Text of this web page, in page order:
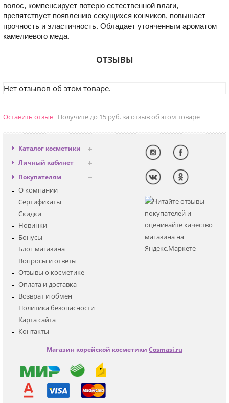
волос, компенсирует потерю естественной влаги,
препятствует появлению секущихся кончиков, повышает
прочность и эластичность. Обладает утонченным ароматом
камелиевого меда.
ОТЗЫВЫ
Нет отзывов об этом товаре.
Оставить отзыв Получите до 15 руб. за отзыв об этом товаре
Каталог косметики
Антивозрастная
Декоративная
Для глаз
Для тела
Наборы
Детская
Личный кабинет
Вход
Регистрация
Покупателям
О компании
Сертификаты
Скидки
Новинки
Бонусы
Блог магазина
Вопросы и ответы
Отзывы о косметике
Оплата и доставка
Возврат и обмен
Политика безопасности
Карта сайта
Контакты
Магазин корейской косметики Cosmasi.ru